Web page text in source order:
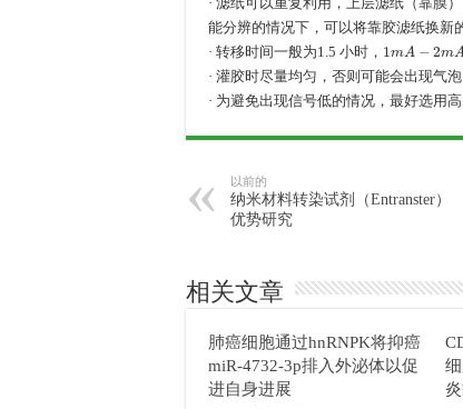
能分辨的情况下，可以将靠胶滤纸换新
· 转移时间一般为1.5 小时， 1 A− mA
· 灌胶时尽量均匀，否则可能会出现气泡
· 为避免出现信号低的情况，最好选用
以前的
纳米材料转染试剂（Entranster）
优势研究
相关文章
肺癌细胞通过hnRNPK将抑癌
miR-4732-3p排入外泌体以促
进自身进展